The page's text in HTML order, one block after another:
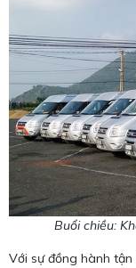
Buổi chiều:
Với sự đồng hành